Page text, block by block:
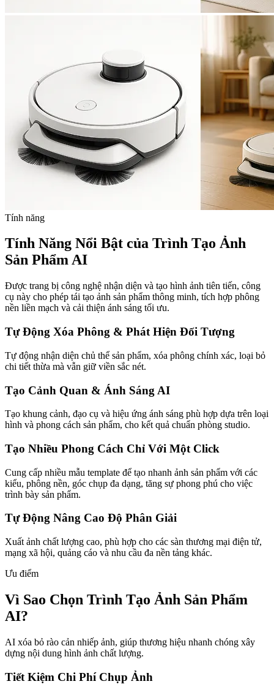
Tính năng
Tính Năng Nổi Bật của Trình Tạo Ảnh
Sản Phẩm AI
Được trang bị công nghệ nhận diện và tạo hình ảnh tiên tiến, công
cụ này cho phép tái tạo ảnh sản phẩm thông minh, tích hợp phông
nền liền mạch và cải thiện ánh sáng tối ưu.
Tự Động Xóa Phông & Phát Hiện Đối Tượng
Tự động nhận diện chủ thể sản phẩm, xóa phông chính xác, loại bỏ
chi tiết thừa mà vẫn giữ viền sắc nét.
Tạo Cảnh Quan & Ánh Sáng AI
Tạo khung cảnh, đạo cụ và hiệu ứng ánh sáng phù hợp dựa trên loại
hình và phong cách sản phẩm, cho kết quả chuẩn phòng studio.
Tạo Nhiều Phong Cách Chỉ Với Một Click
Cung cấp nhiều mẫu template để tạo nhanh ảnh sản phẩm với các
kiểu, phông nền, góc chụp đa dạng, tăng sự phong phú cho việc
trình bày sản phẩm.
Tự Động Nâng Cao Độ Phân Giải
Xuất ảnh chất lượng cao, phù hợp cho các sàn thương mại điện tử,
mạng xã hội, quảng cáo và nhu cầu đa nền tảng khác.
Ưu điểm
Vì Sao Chọn Trình Tạo Ảnh Sản Phẩm
AI?
AI xóa bỏ rào cản nhiếp ảnh, giúp thương hiệu nhanh chóng xây
dựng nội dung hình ảnh chất lượng.
Tiết Kiệm Chi Phí Chụp Ảnh